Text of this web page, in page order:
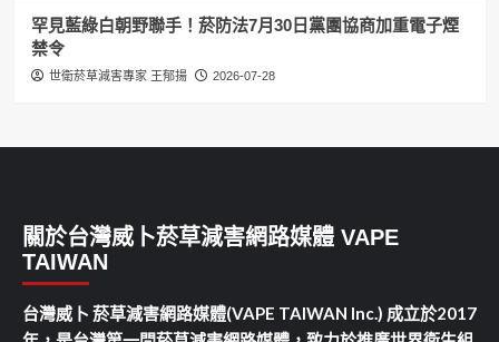
罕見藍綠白朝野聯手！菸防法7月30日黨團協商加重電子煙
禁令
世衛菸草減害專家 王郁揚 2026-07-28
關於台灣威卜菸草減害網路媒體 VAPE
TAIWAN
台灣威卜 菸草減害網路媒體(VAPE TAIWAN Inc.) 成立於2017